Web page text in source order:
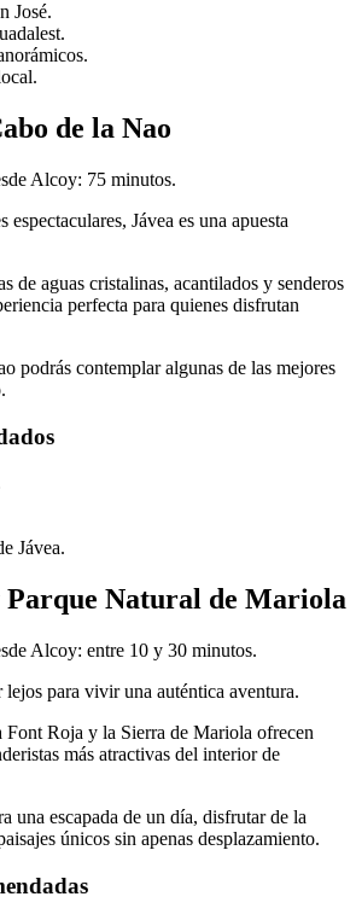
José.
de la Nao
Alcoy: 75 minutos.
espectaculares, Jávea es una apuesta
de aguas cristalinas, acantilados y senderos
perfecta para quienes disfrutan
podrás contemplar algunas de las mejores
Jávea.
Parque Natural de Mariola
Alcoy: entre 10 y 30 minutos.
para vivir una auténtica aventura.
Font Roja y la Sierra de Mariola ofrecen
más atractivas del interior de
una escapada de un día, disfrutar de la
únicos sin apenas desplazamiento.